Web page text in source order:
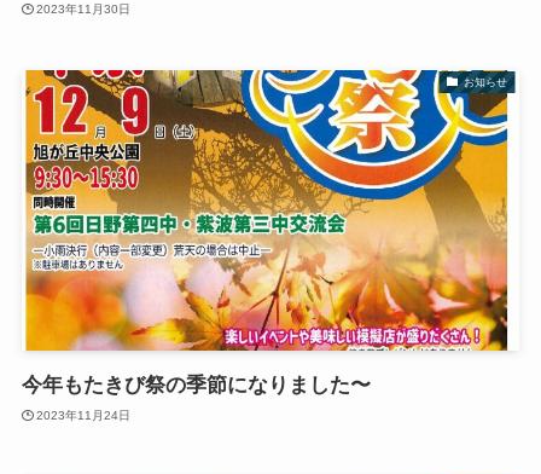
2023年11月30日
お知らせ
今年もたきび祭の季節になりました〜
2023年11月24日